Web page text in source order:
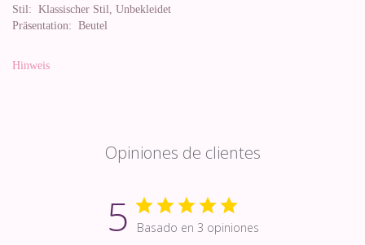
Stil: Klassischer Stil, Unbekleidet
Präsentation: Beutel
Hinweis
Opiniones de clientes
5 Basado en 3 opiniones